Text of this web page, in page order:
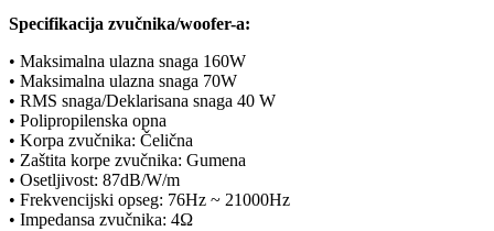
Specifikacija zvučnika/woofer-a:
• Maksimalna ulazna snaga 160W
• Maksimalna ulazna snaga 70W
• RMS snaga/Deklarisana snaga 40 W
• Polipropilenska opna
• Korpa zvučnika: Čelična
• Zaštita korpe zvučnika: Gumena
• Osetljivost: 87dB/W/m
• Frekvencijski opseg: 76Hz ~ 21000Hz
• Impedansa zvučnika: 4Ω